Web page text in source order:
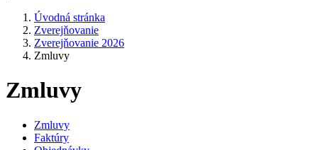
Úvodná stránka
Zverejňovanie
Zverejňovanie 2026
Zmluvy
Zmluvy
Zmluvy
Faktúry